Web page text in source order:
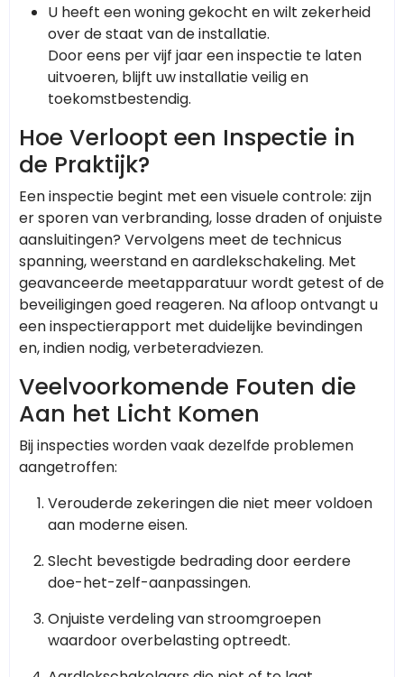
U heeft een woning gekocht en wilt zekerheid
over de staat van de installatie.
Door eens per vijf jaar een inspectie te laten
uitvoeren, blijft uw installatie veilig en
toekomstbestendig.
Hoe Verloopt een Inspectie in
de Praktijk?
Een inspectie begint met een visuele controle: zijn
er sporen van verbranding, losse draden of onjuiste
aansluitingen? Vervolgens meet de technicus
spanning, weerstand en aardlekschakeling. Met
geavanceerde meetapparatuur wordt getest of de
beveiligingen goed reageren. Na afloop ontvangt u
een inspectierapport met duidelijke bevindingen
en, indien nodig, verbeteradviezen.
Veelvoorkomende Fouten die
Aan het Licht Komen
Bij inspecties worden vaak dezelfde problemen
aangetroffen:
Verouderde zekeringen die niet meer voldoen
aan moderne eisen.
Slecht bevestigde bedrading door eerdere
doe-het-zelf-aanpassingen.
Onjuiste verdeling van stroomgroepen
waardoor overbelasting optreedt.